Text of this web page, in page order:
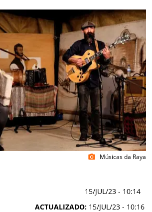
photo_camera Músicas da Raya
15/JUL/23 - 10:14
ACTUALIZADO: 15/JUL/23 - 10:16